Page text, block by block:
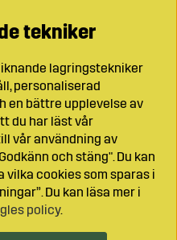
tekniker
lagringstekniker
personaliserad
en bättre upplevelse av
du har läst vår
vår användning av
och stäng". Du kan
cookies som sparas i
Du kan läsa mer i
policy.